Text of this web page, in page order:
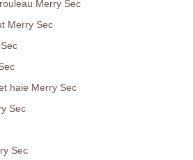
Merry Sec
Merry Sec
haie Merry Sec
Sec
Sec